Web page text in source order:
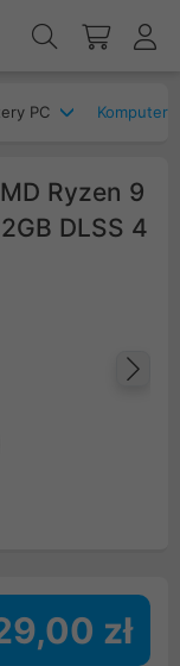
PC
Ryzen 9
DLSS 4
zł